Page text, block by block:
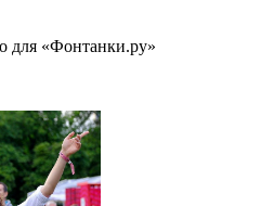
для «Фонтанки.ру»